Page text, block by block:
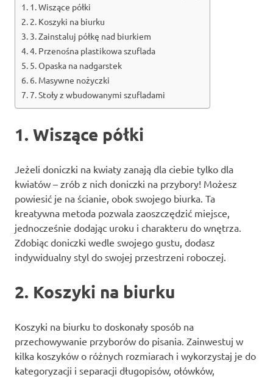
1. Wiszące półki
2. Koszyki na biurku
3. Zainstaluj półkę nad biurkiem
4. Przenośna plastikowa szuflada
5. Opaska na nadgarstek
6. Masywne nożyczki
7. Stoły z wbudowanymi szufladami
1. Wiszące półki
Jeżeli doniczki na kwiaty zanają dla ciebie tylko dla
kwiatów – zrób z nich doniczki na przybory! Możesz
powiesić je na ścianie, obok swojego biurka. Ta
kreatywna metoda pozwala zaoszczędzić miejsce,
jednocześnie dodając uroku i charakteru do wnętrza.
Zdobiąc doniczki wedle swojego gustu, dodasz
indywidualny styl do swojej przestrzeni roboczej.
2. Koszyki na biurku
Koszyki na biurku to doskonały sposób na
przechowywanie przyborów do pisania. Zainwestuj w
kilka koszyków o różnych rozmiarach i wykorzystaj je do
kategoryzacji i separacji długopisów, ołówków,